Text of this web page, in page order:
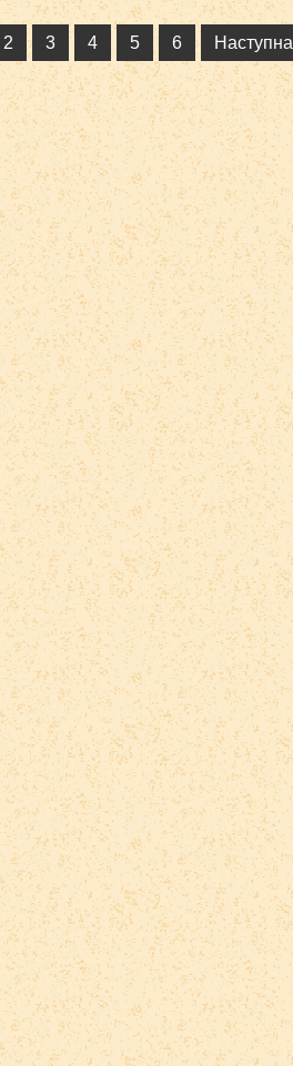
2 3 4 5 6 Наступна